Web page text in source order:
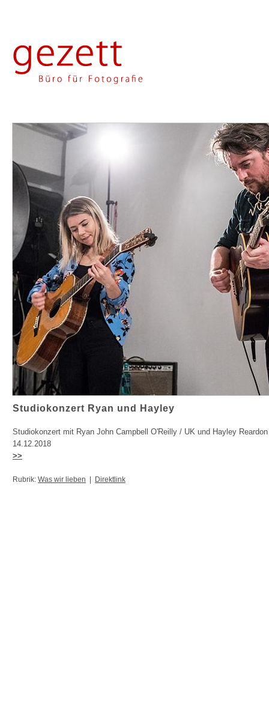
Studiokonzert Ryan und Hayley
Studiokonzert mit Ryan John Campbell O'Reilly / UK und Hayley
14.12.2018
>>
Rubrik: Was wir lieben Direktlink